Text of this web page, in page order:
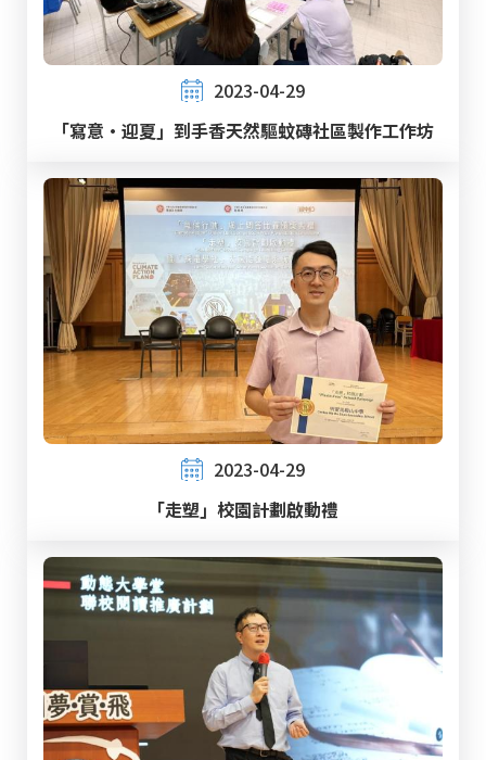
2023-04-29
「寫意‧迎夏」到手香天然驅蚊磚社區製作工作坊
2023-04-29
「走塑」校園計劃啟動禮